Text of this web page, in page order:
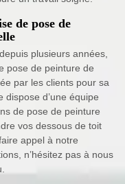
de pose de
plusieurs années,
pose de peinture de
par les clients pour sa
dispose d’une équipe
de pose de peinture
vos dessous de toit
appel à notre
n’hésitez pas à nous